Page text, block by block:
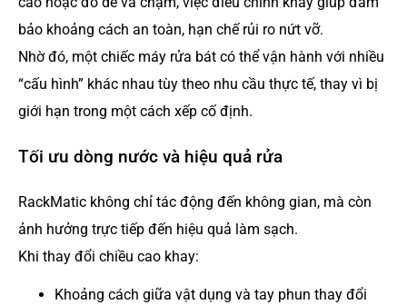
bảo khoảng cách an toàn, hạn chế rủi ro nứt vỡ.
Nhờ đó, một chiếc máy rửa bát có thể vận hành với nhiều
“cấu hình” khác nhau tùy theo nhu cầu thực tế, thay vì bị
giới hạn trong một cách xếp cố định.
Tối ưu dòng nước và hiệu quả rửa
RackMatic không chỉ tác động đến không gian, mà còn
ảnh hưởng trực tiếp đến hiệu quả làm sạch.
Khi thay đổi chiều cao khay:
Khoảng cách giữa vật dụng và tay phun thay đổi